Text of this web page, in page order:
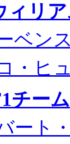
ィリ
ベン
・ヒ
チーム
ート